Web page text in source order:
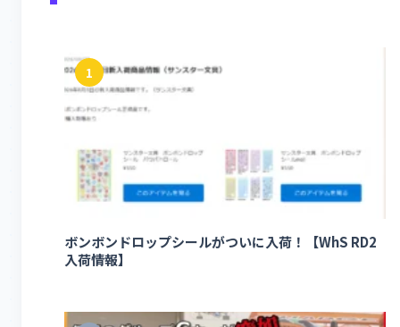
1
ボンボンドロップシールがついに入荷！【WhS RD2
入荷情報】